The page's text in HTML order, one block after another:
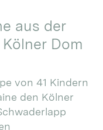
aus der
Dom
von 41 Kindern
den Kölner